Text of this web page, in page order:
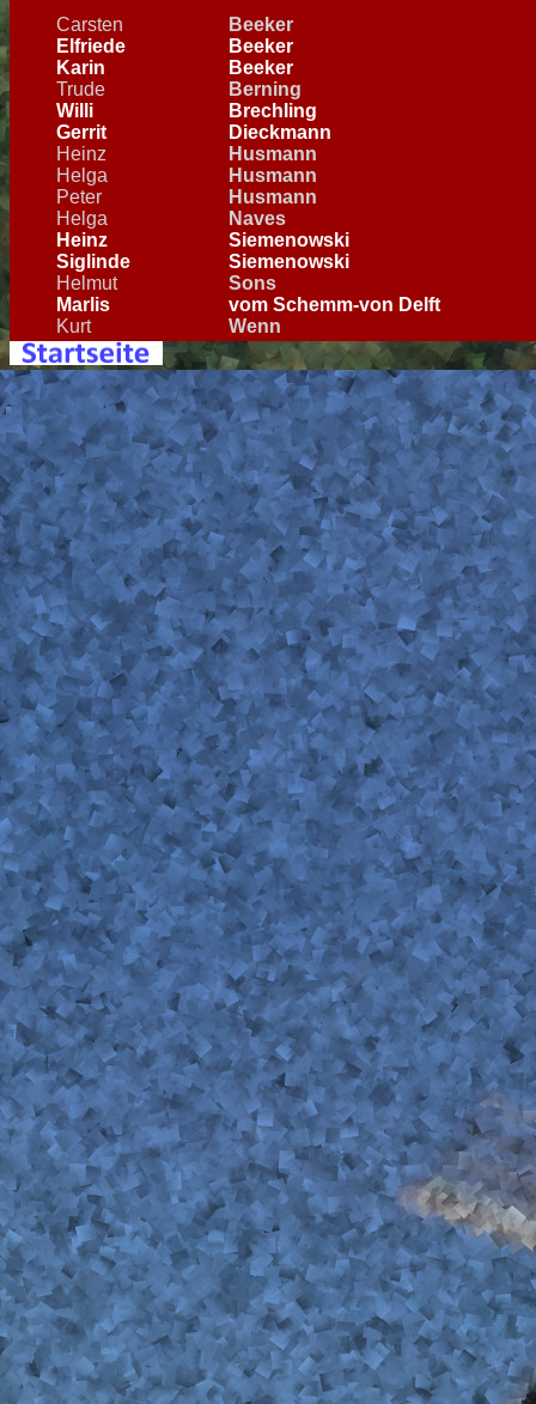
Carsten
Beeker
Elfriede
Beeker
Karin
Beeker
Trude
Berning
Willi
Brechling
Gerrit
Dieckmann
Heinz
Husmann
Helga
Husmann
Peter
Husmann
Helga
Naves
Heinz
Siemenowski
Siglinde
Siemenowski
Helmut
Sons
Marlis
vom Schemm-von Delft
Kurt
Wenn